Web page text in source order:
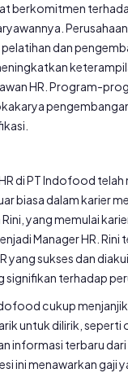
berkomitmen
dan
HR. Program-
di PT Indofood telah
biasa dalam karier
yang memulai
Manager HR. Rini
yang sukses dan
terhadap
cukup
untuk dilirik,
informasi terbaru dari
ini menawarkan gaji